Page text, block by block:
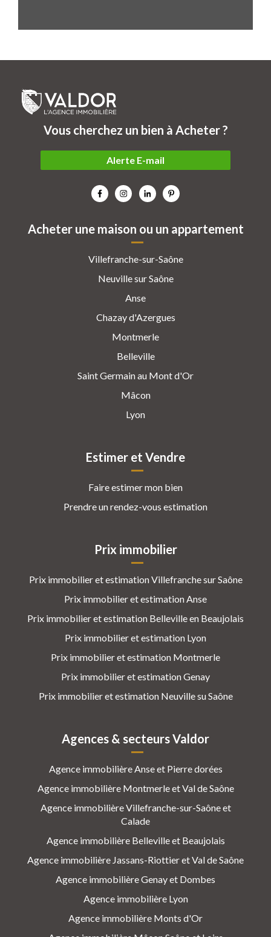
Acheter une maison ou un appartement
Villefranche-sur-Saône
Neuville sur Saône
Anse
Chazay d'Azergues
Montmerle
Belleville
Saint Germain au Mont d'Or
Mâcon
Lyon
Estimer et Vendre
Faire estimer mon bien
Prendre un rendez-vous estimation
Prix immobilier
Prix immobilier et estimation Villefranche sur Saône
Prix immobilier et estimation Anse
Prix immobilier et estimation Belleville en Beaujolais
Prix immobilier et estimation Lyon
Prix immobilier et estimation Montmerle
Prix immobilier et estimation Genay
Prix immobilier et estimation Neuville su Saône
Agences & secteurs Valdor
Agence immobilière Anse et Pierre dorées
Agence immobilière Montmerle et Val de Saône
Agence immobilière Villefranche-sur-Saône et
Calade
Agence immobilière Belleville et Beaujolais
Agence immobilière Jassans-Riottier et Val de Saône
Agence immobilière Genay et Dombes
Agence immobilière Lyon
Agence immobilière Monts d'Or
Vous cherchez un bien à Acheter ?
Alerte E-mail